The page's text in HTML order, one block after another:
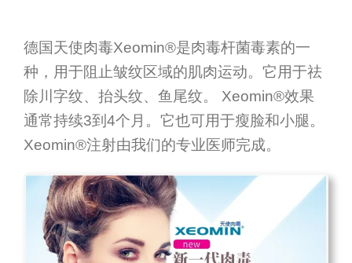
德国天使肉毒Xeomin®是肉毒杆菌毒素的一
种，用于阻止皱纹区域的肌肉运动。它用于祛
除川字纹、抬头纹、鱼尾纹。 Xeomin®效果
通常持续3到4个月。它也可用于瘦脸和小腿。
Xeomin®注射由我们的专业医师完成。